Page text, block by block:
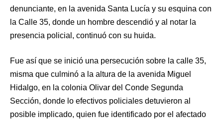
denunciante, en la avenida Santa Lucía y su esquina con
la Calle 35, donde un hombre descendió y al notar la
presencia policial, continuó con su huida.
Fue así que se inició una persecución sobre la calle 35,
misma que culminó a la altura de la avenida Miguel
Hidalgo, en la colonia Olivar del Conde Segunda
Sección, donde lo efectivos policiales detuvieron al
posible implicado, quien fue identificado por el afectado